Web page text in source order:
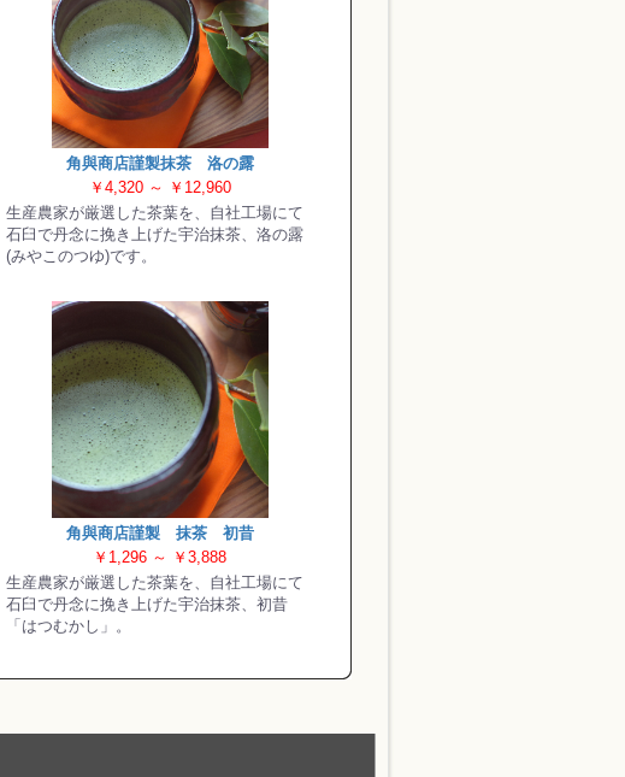
角與商店謹製抹茶 洛の露
￥4,320 ～ ￥12,960
生産農家が厳選した茶葉を、自社工場にて
石臼で丹念に挽き上げた宇治抹茶、洛の露
(みやこのつゆ)です。
角與商店謹製 抹茶 初昔
￥1,296 ～ ￥3,888
生産農家が厳選した茶葉を、自社工場にて
石臼で丹念に挽き上げた宇治抹茶、初昔
「はつむかし」。